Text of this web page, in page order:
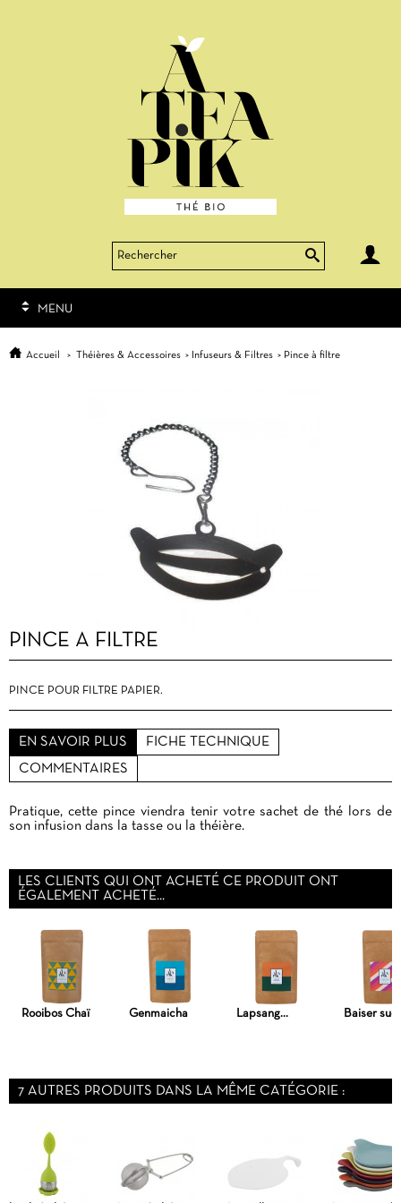

MENU
Accueil > Théières & Accessoires > Infuseurs & Filtres > Pince à filtre
PINCE À FILTRE
PINCE POUR FILTRE PAPIER.
EN SAVOIR PLUS FICHE TECHNIQUE
COMMENTAIRES
Pratique, cette pince viendra tenir votre sachet de thé lors de
son infusion dans la tasse ou la théière.
LES CLIENTS QUI ONT ACHETÉ CE PRODUIT ONT
ÉGALEMENT ACHETÉ...
Rooibos Chaï Genmaicha Lapsang... Baiser
7 AUTRES PRODUITS DANS LA MÊME CATÉGORIE :